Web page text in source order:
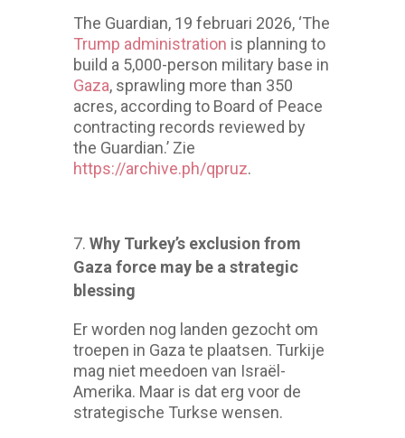
The Guardian, 19 februari 2026, ‘The
Trump administration is planning to
build a 5,000-person military base in
Gaza, sprawling more than 350
acres, according to Board of Peace
contracting records reviewed by
the Guardian.’ Zie
https://archive.ph/qpruz.
Why Turkey’s exclusion from
Gaza force may be a strategic
blessing
Er worden nog landen gezocht om
troepen in Gaza te plaatsen. Turkije
mag niet meedoen van Israël-
Amerika. Maar is dat erg voor de
strategische Turkse wensen.